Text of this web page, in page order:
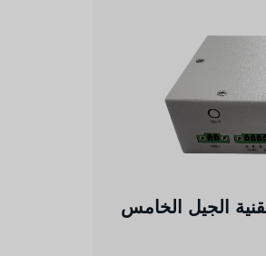
الجيل الخامس